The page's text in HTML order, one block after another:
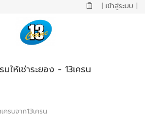
| เข้าสู่ระบบ |
นให้เช่าระยอง - 13เครน
ครนจาก13เครน